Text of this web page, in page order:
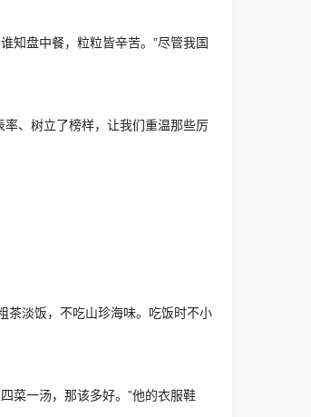
知盘中餐，粒粒皆辛苦。”尽管我国
率、树立了榜样，让我们重温那些厉
茶淡饭，不吃山珍海味。吃饭时不小
菜一汤，那该多好。”他的衣服鞋